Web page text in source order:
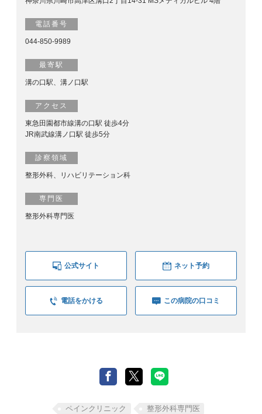
電話番号
044-850-9989
最寄駅
溝の口駅、溝ノ口駅
アクセス
東急田園都市線溝の口駅 徒歩4分
JR南武線溝ノ口駅 徒歩5分
診察領域
整形外科、リハビリテーション科
専門医
整形外科専門医
公式サイト ネット予約
電話をかける この病院の口コミ
ペインクリニック
整形外科専門医